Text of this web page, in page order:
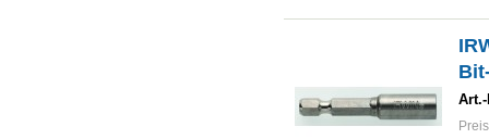
Art.-